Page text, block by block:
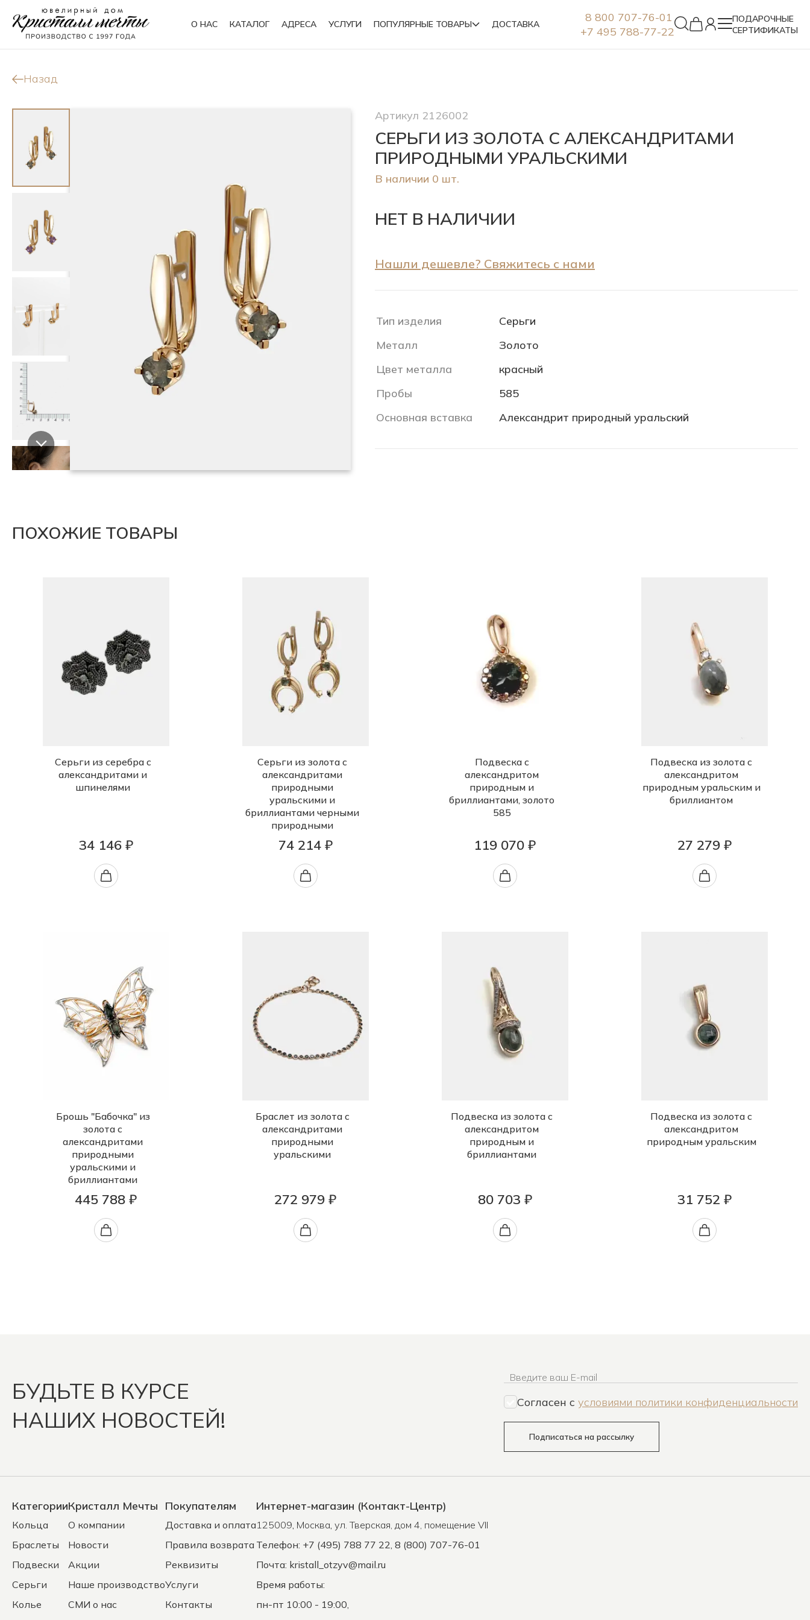
О НАС КАТАЛОГ АДРЕСА УСЛУГИ ПОПУЛЯРНЫЕ ТОВАРЫ ДОСТАВКА
8 800 707-76-01
+7 495 788-77-22
ПОДАРОЧНЫЕ
СЕРТИФИКАТЫ
Кольца
Колье Броши
Назад
Артикул 2126002
СЕРЬГИ ИЗ ЗОЛОТА С АЛЕКСАНДРИТАМИ
ПРИРОДНЫМИ УРАЛЬСКИМИ
В наличии 0 шт.
НЕТ В НАЛИЧИИ
Нашли дешевле? Свяжитесь с нами
Тип изделия
Серьги
Металл
Золото
Цвет металла
красный
Пробы
585
Основная вставка
Александрит природный уральский
ПОХОЖИЕ ТОВАРЫ
Серьги из серебра с
александритами и
шпинелями
34 146 ₽
Серьги из золота с
александритами
природными
уральскими и
бриллиантами черными
природными
74 214 ₽
Подвеска с
александритом
природным и
бриллиантами, золото
585
119 070 ₽
Подвеска из золота с
александритом
природным уральским и
бриллиантом
27 279 ₽
Брошь "Бабочка" из
золота с
александритами
природными
уральскими и
бриллиантами
445 788 ₽
Браслет из золота с
александритами
природными
уральскими
272 979 ₽
Подвеска из золота с
александритом
природным и
бриллиантами
80 703 ₽
Подвеска из золота с
александритом
природным уральским
31 752 ₽
БУДЬТЕ В КУРСЕ
НАШИХ НОВОСТЕЙ!
Введите ваш E-mail
Согласен c условиями политики конфиденциальности
Подписаться на рассылку
Категории
Кольца
Браслеты
Подвески
Серьги
Колье
Кристалл Мечты
О компании
Новости
Акции
Наше производство
СМИ о нас
Покупателям
Доставка и оплата
Правила возврата
Реквизиты
Услуги
Контакты
Интернет-магазин (Контакт-Центр)
125009, Москва, ул. Тверская, дом 4, помещение VII
Телефон: +7 (495) 788 77 22, 8 (800) 707-76-01
Почта: kristall_otzyv@mail.ru
Время работы:
пн-пт 10:00 - 19:00,